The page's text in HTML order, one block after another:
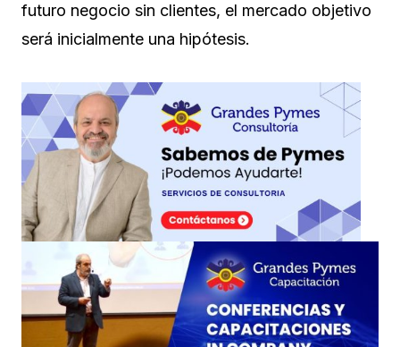
futuro negocio sin clientes, el mercado objetivo
será inicialmente una hipótesis.